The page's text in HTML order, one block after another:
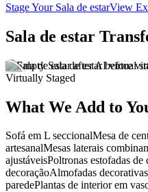
Stage Your Sala de estarView
Sala de estar
Virtually Staged
What We Add to
Sofá em L seccionalMesa de
artesanalMesas laterais
ajustáveisPoltronas estofadas de
decoraçãoAlmofadas
paredePlantas de interior em